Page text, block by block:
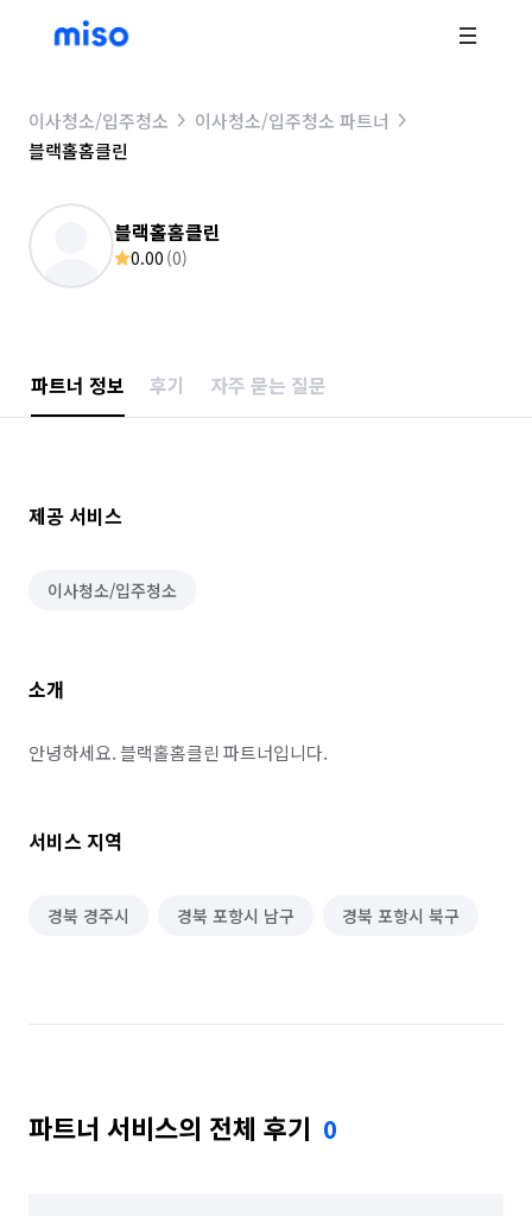
이사청소/입주청소
이사청소/입주청소 파트너
블랙홀홈클린
블랙홀홈클린
0.00 (0)
파트너 정보 후기 자주 묻는 질문
제공 서비스
이사청소/입주청소
소개
안녕하세요. 블랙홀홈클린 파트너입니다.
서비스 지역
경북 경주시 경북 포항시 남구 경북 포항시 북구
파트너 서비스의 전체 후기 0